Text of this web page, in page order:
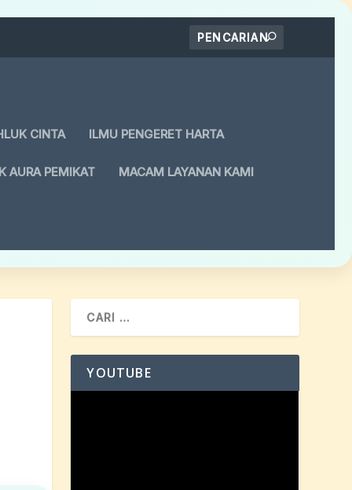
CINTA ILMU PENGERET HARTA
AURA PEMIKAT MACAM LAYANAN KAMI
YOUTUBE